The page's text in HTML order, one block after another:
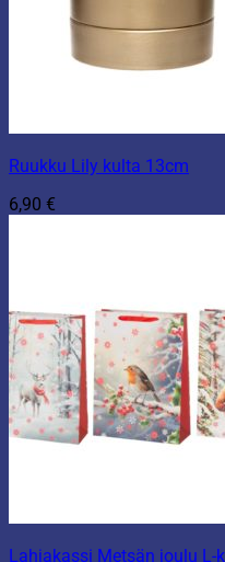
Ruukku Lily kulta 13cm
6,90 €
Lahjakassi Metsän joulu L-